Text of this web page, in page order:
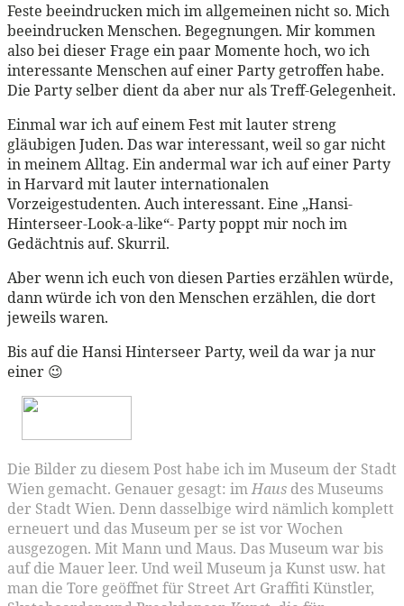
Feste beeindrucken mich im allgemeinen nicht so. Mich
beeindrucken Menschen. Begegnungen. Mir kommen
also bei dieser Frage ein paar Momente hoch, wo ich
interessante Menschen auf einer Party getroffen habe.
Die Party selber dient da aber nur als Treff-Gelegenheit.
Einmal war ich auf einem Fest mit lauter streng
gläubigen Juden. Das war interessant, weil so gar nicht
in meinem Alltag. Ein andermal war ich auf einer Party
in Harvard mit lauter internationalen
Vorzeigestudenten. Auch interessant. Eine „Hansi-
Hinterseer-Look-a-like“- Party poppt mir noch im
Gedächtnis auf. Skurril.
Aber wenn ich euch von diesen Parties erzählen würde,
dann würde ich von den Menschen erzählen, die dort
jeweils waren.
Bis auf die Hansi Hinterseer Party, weil da war ja nur
einer 😉
Die Bilder zu diesem Post habe ich im Museum der Stadt
Wien gemacht. Genauer gesagt: imHaus des Museums
der Stadt Wien. Denn dasselbige wird nämlich komplett
erneuert und das Museum per se ist vor Wochen
ausgezogen. Mit Mann und Maus. Das Museum war bis
auf die Mauer leer. Und weil Museum ja Kunst usw. hat
man die Tore geöffnet für Street Art Graffiti Künstler,